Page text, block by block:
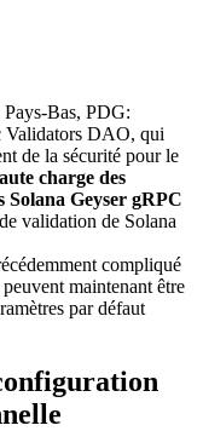
Bas, PDG:
Validators DAO, qui
de la sécurité pour le
charge des
Solana Geyser gRPC
validation de Solana
compliqué
maintenant être
par défaut